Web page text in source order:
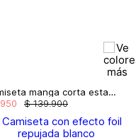
Camiseta manga corta estampado repujado
$ 139.900
950